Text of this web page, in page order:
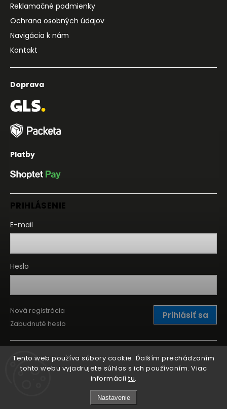
Tento web používa súbory cookie. Ďalším prechádzaním
tohto webu vyjadrujete súhlas s ich používaním. Viac
informácií tu.
Nastavenie
Reklamačné podmienky
Ochrana osobných údajov
Navigácia k nám
Kontakt
Doprava
Platby
PRIHLÁSENIE
E-mail
Heslo
Prihlásiť sa
Nová registrácia
Zabudnuté heslo